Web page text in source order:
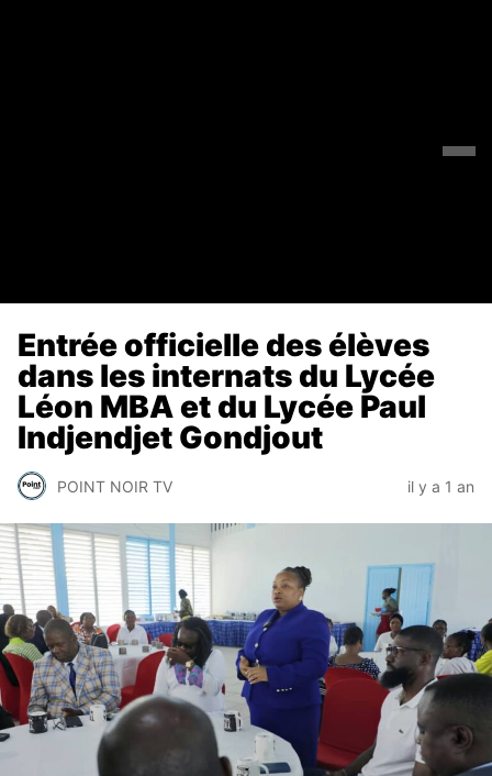
Entrée officielle des élèves
dans les internats du Lycée
Léon MBA et du Lycée Paul
Indjendjet Gondjout
POINT NOIR TV il y a 1 an